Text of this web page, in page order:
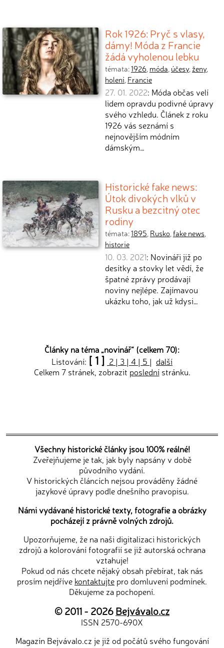
Rok 1926: Pryč s vlasy,
dámy! Móda z Francie
žádá vyholenou lebku
témata:1926, móda, účesy, ženy,
holení, Francie
27. 01. 2022: Móda občas velí
lidem opravdu podivné úpravy
svého vzhledu. Článek z roku
1926 vás seznámí s
nejnovějším módním
dámským…
Historické fake news:
Útok divokých vlků v
Rusku a bezcitný otec
rodiny
témata:1895, Rusko,fake news,
historie
10. 03. 2021: Novináři již po
desítky a stovky let vědí, že
špatné zprávy prodávají
noviny nejlépe. Zajímavou
ukázku toho, jak už kdysi…
Články na téma „novinář“ (celkem 70):
Listování: [ 1 ] 2 | 3 | 4 | 5 | další
Celkem 7 stránek, zobrazit poslednístránku.
Všechny historické články jsou 100% reálné!
Zveřejňujeme je tak, jak byly napsány v době
původního vydání.
V historických článcích nejsou prováděny žádné
jazykové úpravy podle dnešního pravopisu.
Námi vydávané historické texty, fotografie a obrázky
pocházejí z právně volných zdrojů.
Upozorňujeme, že na naši digitalizaci historických
zdrojů a kolorování fotografií se již autorská ochrana
vztahuje!
Pokud od nás chcete nějaký obsah přebírat, tak nás
prosím nejdříve kontaktujte pro domluvení podmínek.
Děkujeme za pochopení.
© 2011 - 2026Bejvávalo.cz
ISSN 2570-690X
Magazín Bejvávalo.cz je již od počátů svého fungování